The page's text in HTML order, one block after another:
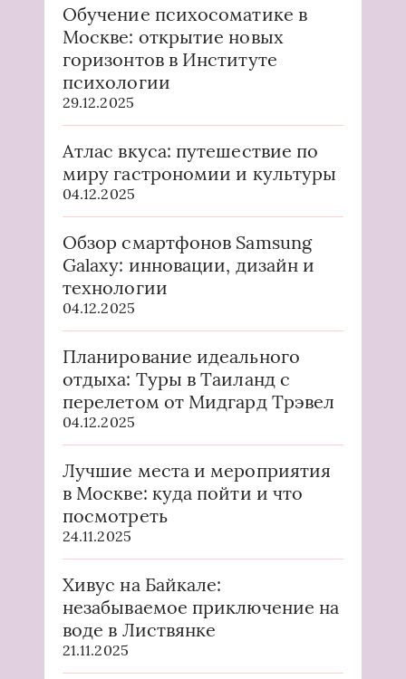
Обучение психосоматике в
Москве: открытие новых
горизонтов в Институте
психологии
29.12.2025
Атлас вкуса: путешествие по
миру гастрономии и культуры
04.12.2025
Обзор смартфонов Samsung
Galaxy: инновации, дизайн и
технологии
04.12.2025
Планирование идеального
отдыха: Туры в Таиланд с
перелетом от Мидгард Трэвел
04.12.2025
Лучшие места и мероприятия
в Москве: куда пойти и что
посмотреть
24.11.2025
Хивус на Байкале:
незабываемое приключение на
воде в Листвянке
21.11.2025